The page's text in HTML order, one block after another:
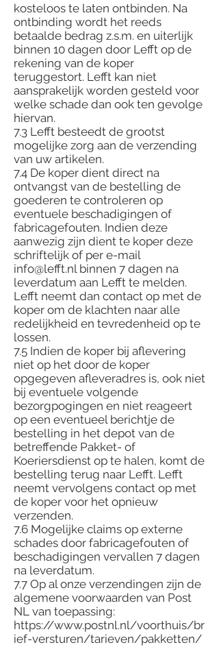
kosteloos te laten ontbinden. Na
ontbinding wordt het reeds
betaalde bedrag z.s.m. en uiterlijk
binnen 10 dagen door Lefft op de
rekening van de koper
teruggestort. Lefft kan niet
aansprakelijk worden gesteld voor
welke schade dan ook ten gevolge
hiervan.
7.3 Lefft besteedt de grootst
mogelijke zorg aan de verzending
van uw artikelen.
7.4 De koper dient direct na
ontvangst van de bestelling de
goederen te controleren op
eventuele beschadigingen of
fabricagefouten. Indien deze
aanwezig zijn dient te koper deze
schriftelijk of per e-mail
info@lefft.nl binnen 7 dagen na
leverdatum aan Lefft te melden.
Lefft neemt dan contact op met de
koper om de klachten naar alle
redelijkheid en tevredenheid op te
lossen.
7.5 Indien de koper bij aflevering
niet op het door de koper
opgegeven afleveradres is, ook niet
bij eventuele volgende
bezorgpogingen en niet reageert
op een eventueel berichtje de
bestelling in het depot van de
betreffende Pakket- of
Koeriersdienst op te halen, komt de
bestelling terug naar Lefft. Lefft
neemt vervolgens contact op met
de koper voor het opnieuw
verzenden.
7.6 Mogelijke claims op externe
schades door fabricagefouten of
beschadigingen vervallen 7 dagen
na leverdatum.
7.7 Op al onze verzendingen zijn de
algemene voorwaarden van Post
NL van toepassing:
https://www.postnl.nl/voorthuis/br
ief-versturen/tarieven/pakketten/